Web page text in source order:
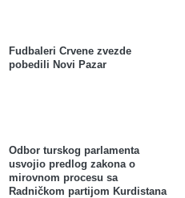
Fudbaleri Crvene zvezde
pobedili Novi Pazar
Odbor turskog parlamenta
usvojio predlog zakona o
mirovnom procesu sa
Radničkom partijom Kurdistana